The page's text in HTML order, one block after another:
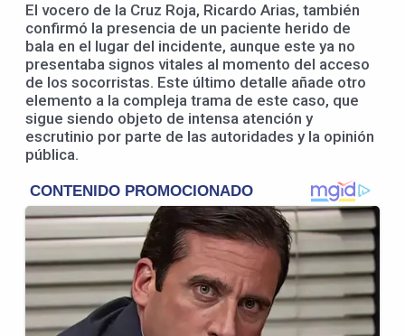
El vocero de la Cruz Roja, Ricardo Arias, también
confirmó la presencia de un paciente herido de
bala en el lugar del incidente, aunque este ya no
presentaba signos vitales al momento del acceso
de los socorristas. Este último detalle añade otro
elemento a la compleja trama de este caso, que
sigue siendo objeto de intensa atención y
escrutinio por parte de las autoridades y la opinión
pública.